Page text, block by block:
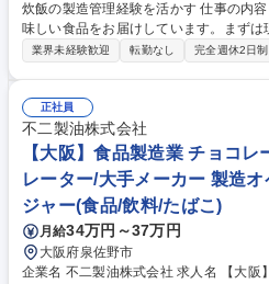
炊飯の製造管理経験を活かす 仕事の内容 当社は確かな品質でお客様に美
味しい食品をお届けしています。まず
将来的には工場責任者の右腕としてマ
造商品の品質指導 ■商材発注、在庫管理
理」のスキルを、ぜひ当社で活かしてく
て、現場の声やご自身の経験などから
思います。 募集職種 【神奈川/食品(炊飯)製造管理職】惣菜・炊飯の製造
管理経験を活かす
業界未経験歓迎 転勤なし 完全週休2日制
正社員
不二製油株式会社
【大阪】食品製造業 チョコ
レーター/大手メーカー 製造
ジャー(食品/飲料/たばこ)
月給34万円～37万円
大阪府泉佐野市
企業名 不二製油株式会社 求人名 【大阪】食品製造業 チョコレート製造部